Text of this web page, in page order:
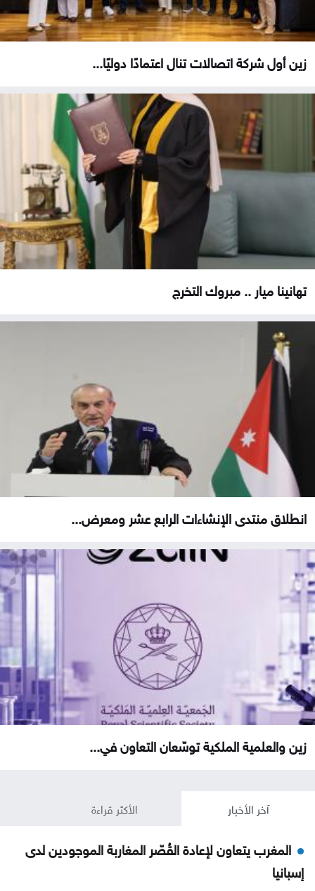
زين أول شركة اتصالات تنال اعتمادًا دوليًا...
تهانينا ميار .. مبروك التخرج
انطلاق منتدى الإنشاءات الرابع عشر ومعرض...
زين والعلمية الملكية توسّعان التعاون في...
آخر الأخبار الأكثر قراءة
المغرب يتعاون لإعادة القُصّر المغاربة الموجودين لدى
إسبانيا